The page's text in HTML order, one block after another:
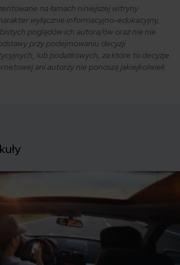
na łamach niniejszej witryny
wyłącznie informacyjno-edukacyjny,
poglądów ich autora/ów oraz nie nie
przy podejmowaniu decyzji
lub podatkowych, za które to decyzje
ani autorzy nie ponoszą jakiejkolwiek